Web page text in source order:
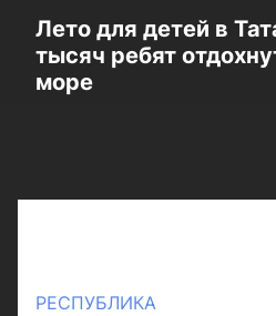
Лето для детей в
тысяч ребят
море
РЕСПУБЛИКА